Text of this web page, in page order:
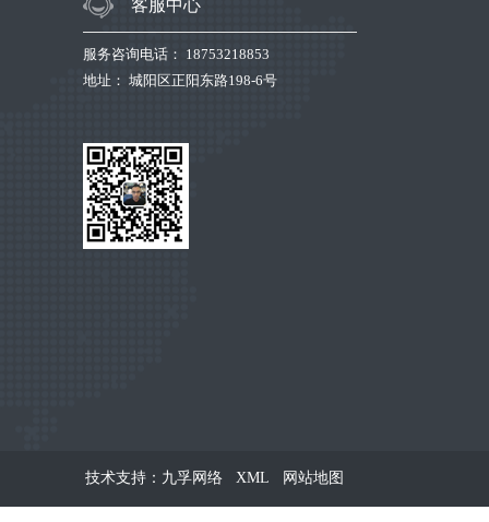
客服中心
服务咨询电话： 18753218853
地址： 城阳区正阳东路198-6号
网站地图
XML
技术支持：九孚网络